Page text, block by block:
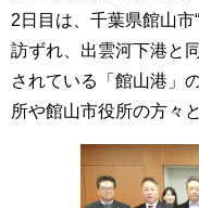
2日目は、千葉県館山市
訪ずれ、出雲河下港と
されている「館山港」
所や館山市役所の方々